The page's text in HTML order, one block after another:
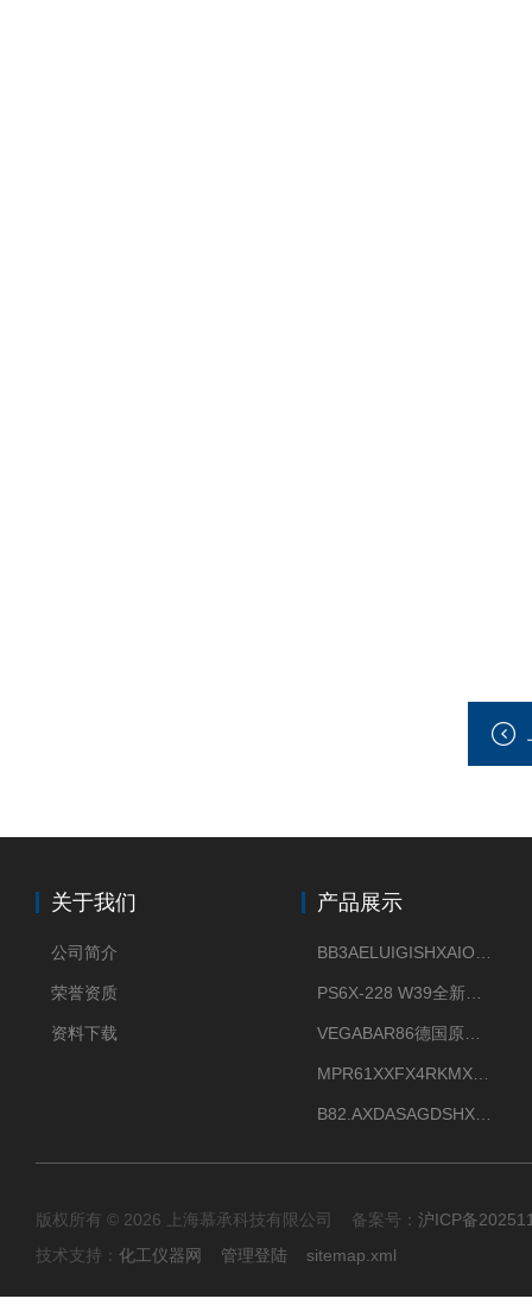
关于我们
公司简介
荣誉资质
资料下载
产品展示
版权所有 © 2026 上海慕承科技有限公司 备案号： 沪ICP备
技术支持： 化工仪器网 管理登陆 sitemap.xml